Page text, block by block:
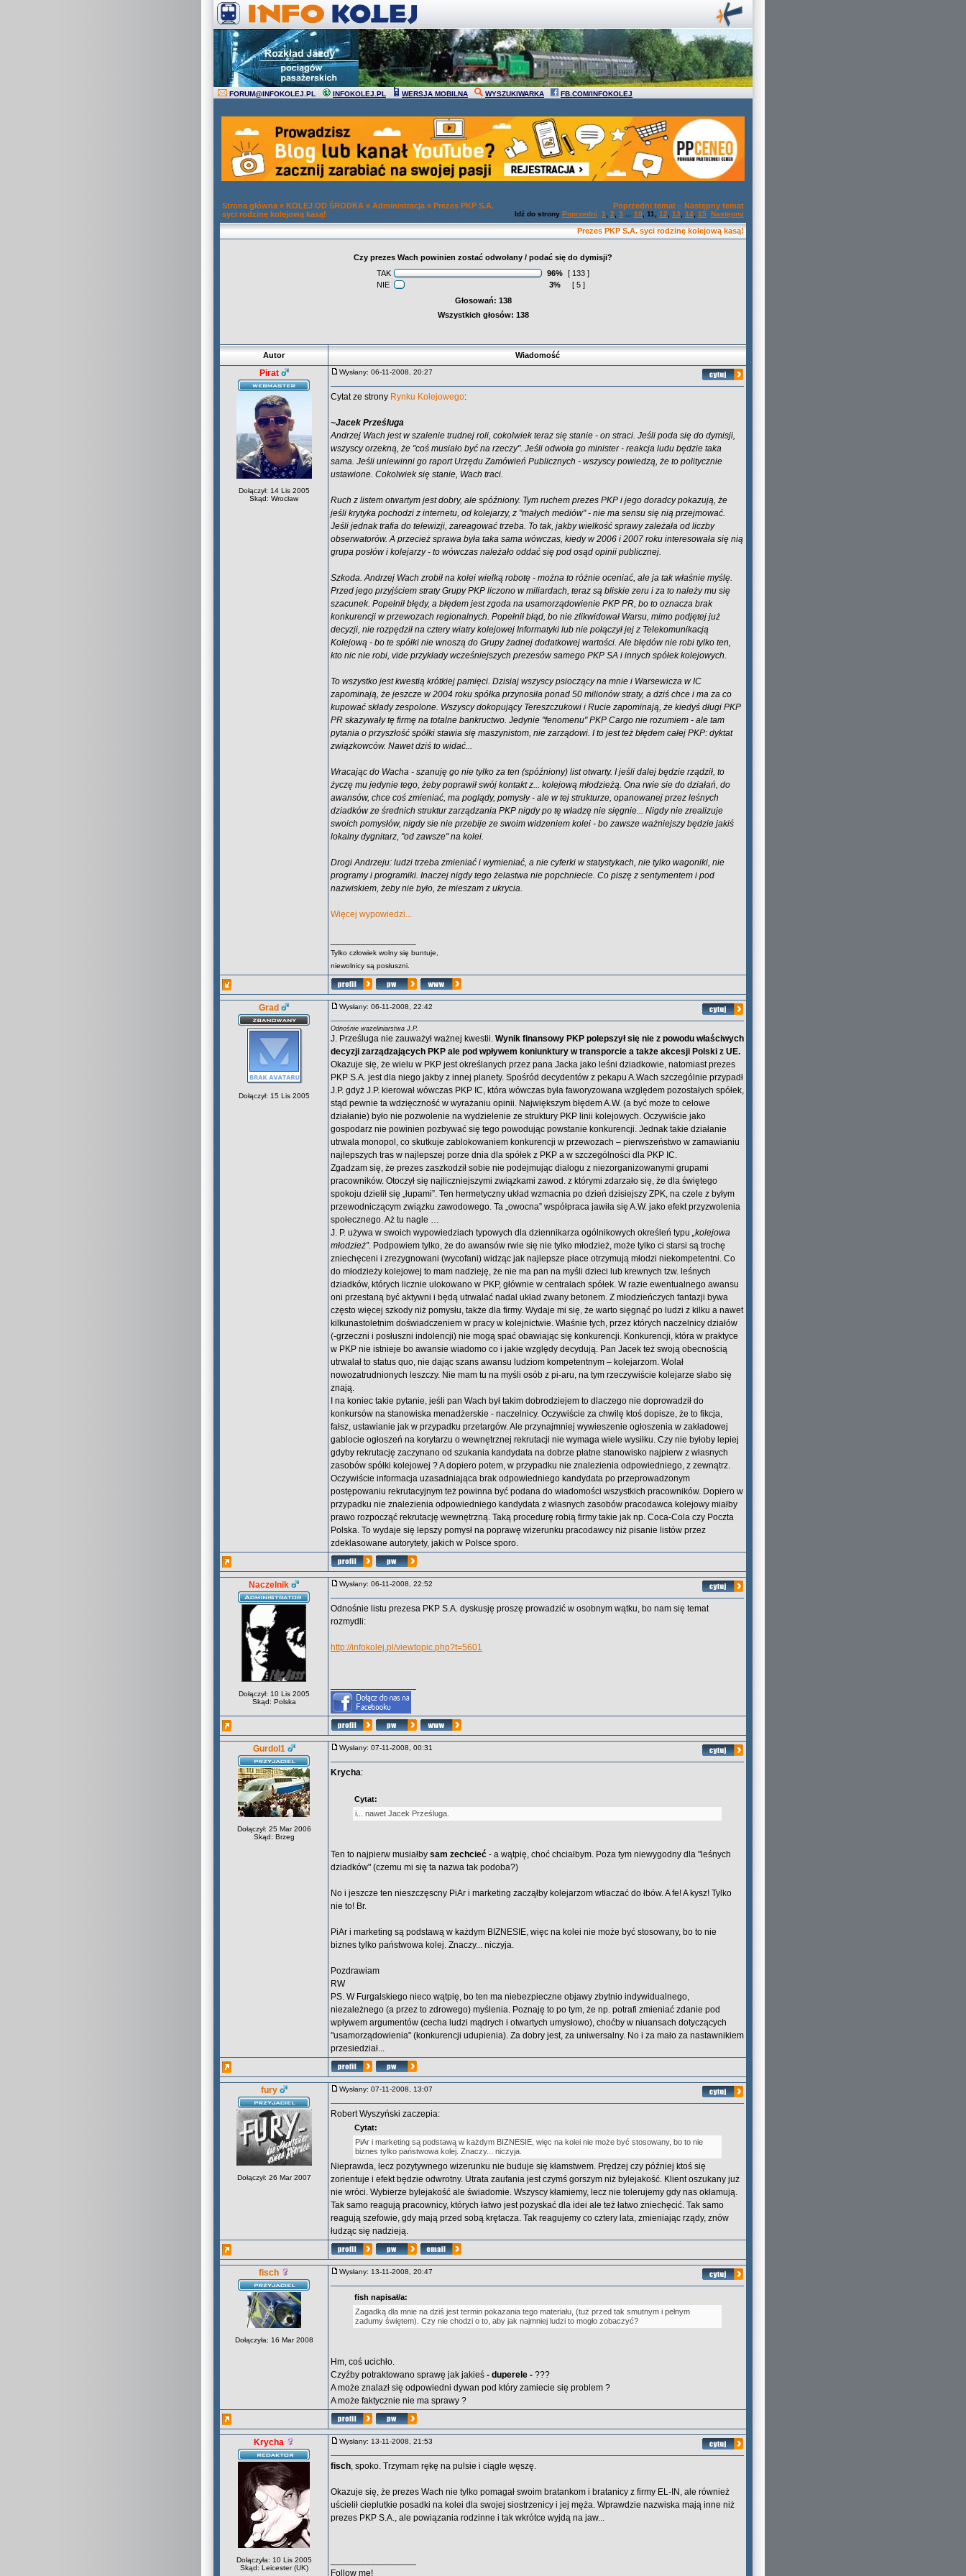
FORUM@INFOKOLEJ.PL INFOKOLEJ.PL WERSJA MOBILNA WYSZUKIWARKA FB.COM/INFOKOLEJ
Strona główna » KOLEJ OD ŚRODKA » Administracja » Prezes PKP S.A.
syci rodzinę kolejową kasą!
Poprzedni temat :: Następny temat
Idź do strony Poprzedni 1 2 3 10 11 12 13 14 15 Następny
Prezes PKP S.A. syci rodzinę kolejową kasą!
Czy prezes Wach powinien zostać odwołany / podać się do dymisji?
TAK
96% [ 133 ]
NIE
3%
[ 5 ]
Głosowań: 138
Wszystkich głosów: 138
Autor Wiadomość
Pirat
Dołączył: 14 Lis 2005
Skąd: Wrocław
Wysłany: 06-11-2008, 20:27
Cytat ze strony Rynku Kolejowego:
~Jacek Prześluga
Andrzej Wach jest w szalenie trudnej roli, cokolwiek teraz się stanie - on straci. Jeśli poda się do dymisji,
wszyscy orzekną, że "coś musiało być na rzeczy". Jeśli odwoła go minister - reakcja ludu będzie taka
sama. Jeśli uniewinni go raport Urzędu Zamówień Publicznych - wszyscy powiedzą, że to politycznie
ustawione. Cokolwiek się stanie, Wach traci.
Ruch z listem otwartym jest dobry, ale spóźniony. Tym ruchem prezes PKP i jego doradcy pokazują, że
jeśli krytyka pochodzi z internetu, od kolejarzy, z "małych mediów" - nie ma sensu się nią przejmować.
Jeśli jednak trafia do telewizji, zareagować trzeba. To tak, jakby wielkość sprawy zależała od liczby
obserwatorów. A przecież sprawa była taka sama wówczas, kiedy w 2006 i 2007 roku interesowała się nią
grupa posłów i kolejarzy - to wówczas należało oddać się pod osąd opinii publicznej.
Szkoda. Andrzej Wach zrobił na kolei wielką robotę - można to różnie oceniać, ale ja tak właśnie myślę.
Przed jego przyjściem straty Grupy PKP liczono w miliardach, teraz są bliskie zeru i za to należy mu się
szacunek. Popełnił błędy, a błędem jest zgoda na usamorządowienie PKP PR, bo to oznacza brak
konkurencji w przewozach regionalnych. Popełnił błąd, bo nie zlikwidował Warsu, mimo podjętej już
decyzji, nie rozpędził na cztery wiatry kolejowej Informatyki lub nie połączył jej z Telekomunikacją
Kolejową - bo te spółki nie wnoszą do Grupy żadnej dodatkowej wartości. Ale błędów nie robi tylko ten,
kto nic nie robi, vide przykłady wcześniejszych prezesów samego PKP SA i innych spółek kolejowych.
To wszystko jest kwestią krótkiej pamięci. Dzisiaj wszyscy psioczący na mnie i Warsewicza w IC
zapominają, że jeszcze w 2004 roku spółka przynosiła ponad 50 milionów straty, a dziś chce i ma za co
kupować składy zespolone. Wszyscy dokopujący Tereszczukowi i Rucie zapominają, że kiedyś długi PKP
PR skazywały tę firmę na totalne bankructwo. Jedynie "fenomenu" PKP Cargo nie rozumiem - ale tam
pytania o przyszłość spółki stawia się maszynistom, nie zarządowi. I to jest też błędem całej PKP: dyktat
związkowców. Nawet dziś to widać...
Wracając do Wacha - szanuję go nie tylko za ten (spóźniony) list otwarty. I jeśli dalej będzie rządził, to
życzę mu jedynie tego, żeby poprawił swój kontakt z... kolejową młodzieżą. Ona rwie sie do działań, do
awansów, chce coś zmieniać, ma poglądy, pomysły - ale w tej strukturze, opanowanej przez leśnych
dziadków ze średnich struktur zarządzania PKP nigdy po tę władzę nie sięgnie... Nigdy nie zrealizuje
swoich pomysłów, nigdy sie nie przebije ze swoim widzeniem kolei - bo zawsze ważniejszy będzie jakiś
lokalny dygnitarz, "od zawsze" na kolei.
Drogi Andrzeju: ludzi trzeba zmieniać i wymieniać, a nie cyferki w statystykach, nie tylko wagoniki, nie
programy i programiki. Inaczej nigdy tego żelastwa nie popchniecie. Co piszę z sentymentem i pod
nazwiskiem, żeby nie było, że mieszam z ukrycia.
Więcej wypowiedzi...
Tylko człowiek wolny się buntuje,
niewolnicy są posłuszni.
Grad
Dołączył: 15 Lis 2005
Wysłany: 06-11-2008, 22:42
Odnośnie wazeliniarstwa J.P.
J. Prześluga nie zauważył ważnej kwestii. Wynik finansowy PKP polepszył się nie z powodu właściwych
decyzji zarządzających PKP ale pod wpływem koniunktury w transporcie a także akcesji Polski z UE.
Okazuje się, że wielu w PKP jest określanych przez pana Jacka jako leśni dziadkowie, natomiast prezes
PKP S.A. jest dla niego jakby z innej planety. Spośród decydentów z pekapu A.Wach szczególnie przypadł
J.P. gdyż J.P. kierował wówczas PKP IC, która wówczas była faworyzowana względem pozostałych spółek,
stąd pewnie ta wdzięczność w wyrażaniu opinii. Największym błędem A.W. (a być może to celowe
działanie) było nie pozwolenie na wydzielenie ze struktury PKP linii kolejowych. Oczywiście jako
gospodarz nie powinien pozbywać się tego powodując powstanie konkurencji. Jednak takie działanie
utrwala monopol, co skutkuje zablokowaniem konkurencji w przewozach – pierwszeństwo w zamawianiu
najlepszych tras w najlepszej porze dnia dla spółek z PKP a w szczególności dla PKP IC.
Zgadzam się, że prezes zaszkodził sobie nie podejmując dialogu z niezorganizowanymi grupami
pracowników. Otoczył się najliczniejszymi związkami zawod. z którymi zdarzało się, że dla świętego
spokoju dzielił się „łupami”. Ten hermetyczny układ wzmacnia po dzień dzisiejszy ZPK, na czele z byłym
przewodniczącym związku zawodowego. Ta „owocna” współpraca jawiła się A.W. jako efekt przyzwolenia
społecznego. Aż tu nagle …
J. P. używa w swoich wypowiedziach typowych dla dziennikarza ogólnikowych określeń typu „kolejowa
młodzież”. Podpowiem tylko, że do awansów rwie się nie tylko młodzież, może tylko ci starsi są trochę
zniechęceni i zrezygnowani (wycofani) widząc jak najlepsze płace otrzymują młodzi niekompetentni. Co
do młodzieży kolejowej to mam nadzieję, że nie ma pan na myśli dzieci lub krewnych tzw. leśnych
dziadków, których licznie ulokowano w PKP, głównie w centralach spółek. W razie ewentualnego awansu
oni przestaną być aktywni i będą utrwalać nadal układ zwany betonem. Z młodzieńczych fantazji bywa
często więcej szkody niż pomysłu, także dla firmy. Wydaje mi się, że warto sięgnąć po ludzi z kilku a nawet
kilkunastoletnim doświadczeniem w pracy w kolejnictwie. Właśnie tych, przez których naczelnicy działów
(-grzeczni i posłuszni indolencji) nie mogą spać obawiając się konkurencji. Konkurencji, która w praktyce
w PKP nie istnieje bo awansie wiadomo co i jakie względy decydują. Pan Jacek też swoją obecnością
utrwalał to status quo, nie dając szans awansu ludziom kompetentnym – kolejarzom. Wolał
nowozatrudnionych leszczy. Nie mam tu na myśli osób z pi-aru, na tym rzeczywiście kolejarze słabo się
znają.
I na koniec takie pytanie, jeśli pan Wach był takim dobrodziejem to dlaczego nie doprowadził do
konkursów na stanowiska menadżerskie - naczelnicy. Oczywiście za chwilę ktoś dopisze, że to fikcja,
fałsz, ustawianie jak w przypadku przetargów. Ale przynajmniej wywieszenie ogłoszenia w zakładowej
gablocie ogłoszeń na korytarzu o wewnętrznej rekrutacji nie wymaga wiele wysiłku. Czy nie byłoby lepiej
gdyby rekrutację zaczynano od szukania kandydata na dobrze płatne stanowisko najpierw z własnych
zasobów spółki kolejowej ? A dopiero potem, w przypadku nie znalezienia odpowiedniego, z zewnątrz.
Oczywiście informacja uzasadniająca brak odpowiedniego kandydata po przeprowadzonym
postępowaniu rekrutacyjnym też powinna być podana do wiadomości wszystkich pracowników. Dopiero w
przypadku nie znalezienia odpowiedniego kandydata z własnych zasobów pracodawca kolejowy miałby
prawo rozpocząć rekrutację wewnętrzną. Taką procedurę robią firmy takie jak np. Coca-Cola czy Poczta
Polska. To wydaje się lepszy pomysł na poprawę wizerunku pracodawcy niż pisanie listów przez
zdeklasowane autorytety, jakich w Polsce sporo.
Naczelnik
Dołączył: 10 Lis 2005
Skąd: Polska
Wysłany: 06-11-2008, 22:52
Odnośnie listu prezesa PKP S.A. dyskusję proszę prowadzić w osobnym wątku, bo nam się temat
rozmydli:
http://infokolej.pl/viewtopic.php?t=5601
Gurdol1
Dołączył: 25 Mar 2006
Skąd: Brzeg
Wysłany: 07-11-2008, 00:31
Krycha:
Cytat:
i... nawet Jacek Prześluga.
Ten to najpierw musiałby sam zechcieć - a wątpię, choć chciałbym. Poza tym niewygodny dla "leśnych
dziadków" (czemu mi się ta nazwa tak podoba?)
No i jeszcze ten nieszczęscny PiAr i marketing zacząłby kolejarzom wtłaczać do łbów. A fe! A kysz! Tylko
nie to! Br.
PiAr i marketing są podstawą w każdym BIZNESIE, więc na kolei nie może być stosowany, bo to nie
biznes tylko państwowa kolej. Znaczy... niczyja.
Pozdrawiam
RW
PS. W Furgalskiego nieco wątpię, bo ten ma niebezpieczne objawy zbytnio indywidualnego,
niezależnego (a przez to zdrowego) myślenia. Poznaję to po tym, że np. potrafi zmieniać zdanie pod
wpływem argumentów (cecha ludzi mądrych i otwartych umysłowo), choćby w niuansach dotyczących
"usamorządowienia" (konkurencji udupienia). Za dobry jest, za uniwersalny. No i za mało za nastawnikiem
przesiedział...
fury
Dołączył: 26 Mar 2007
Wysłany: 07-11-2008, 13:07
Robert Wyszyński zaczepia:
Cytat:
PiAr i marketing są podstawą w każdym BIZNESIE, więc na kolei nie może być stosowany, bo to nie
biznes tylko państwowa kolej. Znaczy... niczyja.
Nieprawda, lecz pozytywnego wizerunku nie buduje się kłamstwem. Prędzej czy później ktoś się
zorientuje i efekt będzie odwrotny. Utrata zaufania jest czymś gorszym niż bylejakość. Klient oszukany już
nie wróci. Wybierze bylejakość ale świadomie. Wszyscy kłamiemy, lecz nie tolerujemy gdy nas okłamują.
Tak samo reagują pracownicy, których łatwo jest pozyskać dla idei ale też łatwo zniechęcić. Tak samo
reagują szefowie, gdy mają przed sobą krętacza. Tak reagujemy co cztery lata, zmieniając rządy, znów
łudząc się nadzieją.
fisch
Dołączyła: 16 Mar 2008
Wysłany: 13-11-2008, 20:47
fish napisał/a:
Zagadką dla mnie na dziś jest termin pokazania tego materiału, (tuż przed tak smutnym i pełnym
zadumy świętem). Czy nie chodzi o to, aby jak najmniej ludzi to mogło zobaczyć?
Hm, coś ucichło.
Czyźby potraktowano sprawę jak jakieś - duperele - ???
A może znalazł się odpowiedni dywan pod który zamiecie się problem ?
A może faktycznie nie ma sprawy ?
Krycha
Dołączyła: 10 Lis 2005
Skąd: Leicester (UK)
Wysłany: 13-11-2008, 21:53
fisch, spoko. Trzymam rękę na pulsie i ciągle węszę.
Okazuje się, że prezes Wach nie tylko pomagał swoim bratankom i bratanicy z firmy EL-IN, ale również
uścielił cieplutkie posadki na kolei dla swojej siostrzenicy i jej męża. Wprawdzie nazwiska mają inne niż
prezes PKP S.A., ale powiązania rodzinne i tak wkrótce wyjdą na jaw...
Follow me!